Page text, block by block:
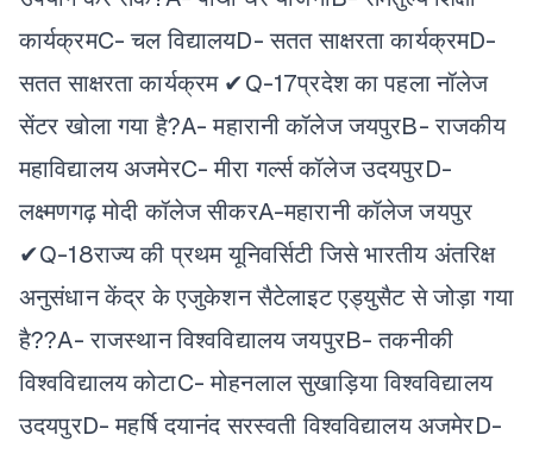
कार्यक्रमC- चल विद्यालयD- सतत साक्षरता कार्यक्रमD-
सतत साक्षरता कार्यक्रम ✔Q-17प्रदेश का पहला नॉलेज
सेंटर खोला गया है?A- महारानी कॉलेज जयपुरB- राजकीय
महाविद्यालय अजमेरC- मीरा गर्ल्स कॉलेज उदयपुरD-
लक्ष्मणगढ़ मोदी कॉलेज सीकरA-महारानी कॉलेज जयपुर
✔Q-18राज्य की प्रथम यूनिवर्सिटी जिसे भारतीय अंतरिक्ष
अनुसंधान केंद्र के एजुकेशन सैटेलाइट एड्युसैट से जोड़ा गया
है??A- राजस्थान विश्वविद्यालय जयपुरB- तकनीकी
विश्वविद्यालय कोटाC- मोहनलाल सुखाड़िया विश्वविद्यालय
उदयपुरD- महर्षि दयानंद सरस्वती विश्वविद्यालय अजमेरD-